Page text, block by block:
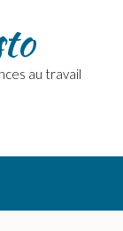
au travail